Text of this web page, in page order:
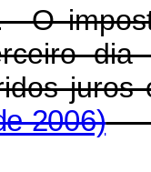
O
juros
2006)